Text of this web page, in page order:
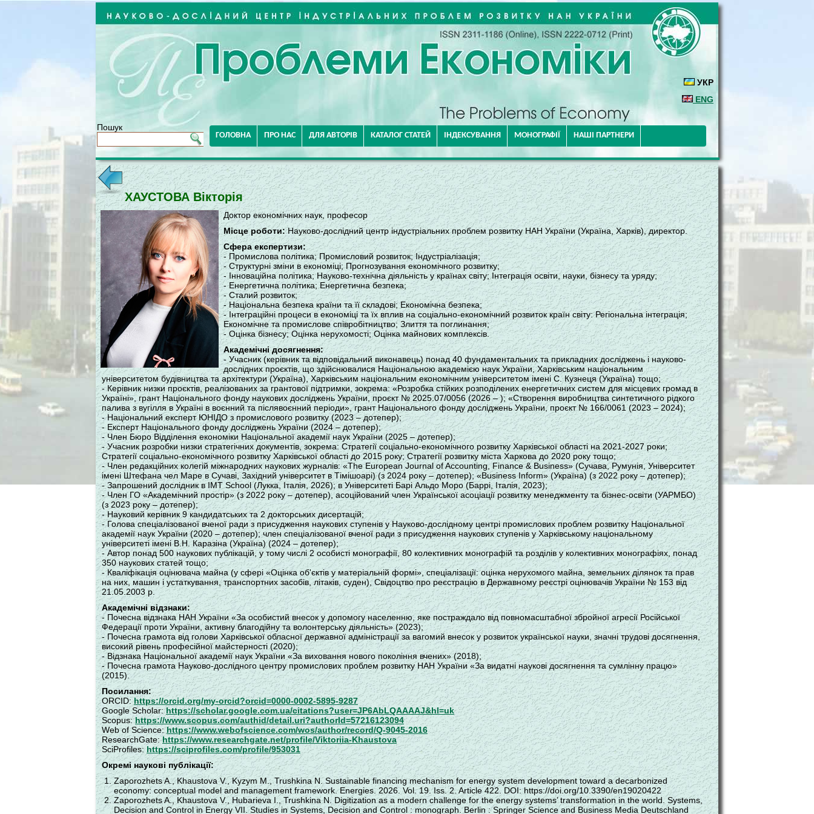
УКР
ENG
Пошук
ГОЛОВНА ПРО НАС ДЛЯ АВТОРІВ КАТАЛОГ СТАТЕЙ ІНДЕКСУВАННЯ МОНОГРАФІЇ НАШІ ПАРТНЕРИ
ХАУСТОВА Вікторія
Доктор економічних наук, професор
Місце роботи:Науково-дослідний центр індустріальних проблем розвитку НАН України (Україна, Харків), директор.
Сфера експертизи:
- Промислова політика; Промисловий розвиток; Індустріалізація;
- Структурні зміни в економіці; Прогнозування економічного розвитку;
- Інноваційна політика; Науково-технічна діяльність у країнах світу; Інтеграція освіти, науки, бізнесу та уряду;
- Енергетична політика; Енергетична безпека;
- Сталий розвиток;
- Національна безпека країни та її складові; Економічна безпека;
- Інтеграційні процеси в економіці та їх вплив на соціально-економічний розвиток країн світу: Регіональна інтеграція;
Економічне та промислове співробітництво; Злиття та поглинання;
- Оцінка бізнесу; Оцінка нерухомості; Оцінка майнових комплексів.
Академічні досягнення:
- Учасник (керівник та відповідальний виконавець) понад 40 фундаментальних та прикладних досліджень і науково-
дослідних проєктів, що здійснювалися Національною академією наук України, Харківським національним
університетом будівництва та архітектури (Україна), Харківським національним економічним університетом імені С. Кузнеця (Україна) тощо;
- Керівник низки проєктів, реалізованих за грантової підтримки, зокрема: «Розробка стійких розподілених енергетичних систем для місцевих громад в
Україні», грант Національного фонду наукових досліджень України, проєкт № 2025.07/0056 (2026 – ); «Створення виробництва синтетичного рідкого
палива з вугілля в Україні в воєнний та післявоєнний періоди», грант Національного фонду досліджень України, проєкт № 166/0061 (2023 – 2024);
- Національний експерт ЮНІДО з промислового розвитку (2023 – дотепер);
- Експерт Національного фонду досліджень України (2024 – дотепер);
- Член Бюро Відділення економіки Національної академії наук України (2025 – дотепер);
- Учасник розробки низки стратегічних документів, зокрема: Стратегії соціально-економічного розвитку Харківської області на 2021-2027 роки;
Стратегії соціально-економічного розвитку Харківської області до 2015 року; Стратегії розвитку міста Харкова до 2020 року тощо;
- Член редакційних колегій міжнародних наукових журналів: «The European Journal of Accounting, Finance & Business» (Сучава, Румунія, Університет
імені Штефана чел Маре в Сучаві, Західний університет в Тімішоарі) (з 2024 року – дотепер); «Business Inform» (Україна) (з 2022 року – дотепер);
- Запрошений дослідник в IMT School (Лукка, Італія, 2026); в Університеті Барі Альдо Моро (Баррі, Італія, 2023);
- Член ГО «Академічний простір» (з 2022 року – дотепер), асоційований член Української асоціації розвитку менеджменту та бізнес-освіти (УАРМБО)
(з 2023 року – дотепер);
- Науковий керівник 9 кандидатських та 2 докторських дисертацій;
- Голова спеціалізованої вченої ради з присудження наукових ступенів у Науково-дослідному центрі промислових проблем розвитку Національної
академії наук України (2020 – дотепер); член спеціалізованої вченої ради з присудження наукових ступенів у Харківському національному
університеті імені В.Н. Каразіна (Україна) (2024 – дотепер);
- Автор понад 500 наукових публікацій, у тому числі 2 особисті монографії, 80 колективних монографій та розділів у колективних монографіях, понад
350 наукових статей тощо;
- Кваліфікація оцінювача майна (у сфері «Оцінка об'єктів у матеріальній формі», спеціалізації: оцінка нерухомого майна, земельних ділянок та прав
на них, машин і устаткування, транспортних засобів, літаків, суден), Свідоцтво про реєстрацію в Державному реєстрі оцінювачів України № 153 від
21.05.2003 р.
Академічні відзнаки:
- Почесна відзнака НАН України «За особистий внесок у допомогу населенню, яке постраждало від повномасштабної збройної агресії Російської
Федерації проти України, активну благодійну та волонтерську діяльність» (2023);
- Почесна грамота від голови Харківської обласної державної адміністрації за вагомий внесок у розвиток української науки, значні трудові досягнення,
високий рівень професійної майстерності (2020);
- Відзнака Національної академії наук України «За виховання нового покоління вчених» (2018);
- Почесна грамота Науково-дослідного центру промислових проблем розвитку НАН України «За видатні наукові досягнення та сумлінну працю»
(2015).
Посилання:
ORCID:https://orcid.org/my-orcid?orcid=0000-0002-5895-9287
Google Scholar:https://scholar.google.com.ua/citations?user=JP6AbLQAAAAJ&hl=uk
Scopus:https://www.scopus.com/authid/detail.uri?authorId=57216123094
Web of Science:https://www.webofscience.com/wos/author/record/Q-9045-2016
ResearchGate:https://www.researchgate.net/profile/Viktoriia-Khaustova
SciProfiles:https://sciprofiles.com/profile/953031
Окремі наукові публікації:
Zaporozhets A., Khaustova V., Kyzym M., Trushkina N. Sustainable financing mechanism for energy system development toward a decarbonized
economy: conceptual model and management framework. Energies. 2026. Vol. 19. Iss. 2. Article 422. DOI: https://doi.org/10.3390/en19020422
Zaporozhets A., Khaustova V., Hubarieva I., Trushkina N. Digitization as a modern challenge for the energy systems’ transformation in the world. Systems,
Decision and Control in Energy VII. Studies in Systems, Decision and Control : monograph. Berlin : Springer Science and Business Media Deutschland